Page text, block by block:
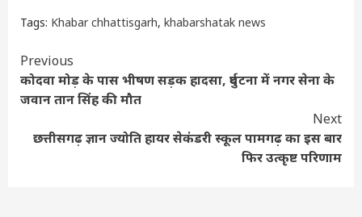
Tags: Khabar chhattisgarh, khabarshatak news
Continue
Reading
Previous
कोदवा मोड़ के पास भीषण सड़क हादसा, दुर्घटना में नगर सेना के
जवान तान सिंह की मौत
Next
छत्तीसगढ़ ज्ञान ज्योति हायर सेकंडरी स्कूल पामगढ़ का इस बार
फिर उत्कृष्ट परिणाम